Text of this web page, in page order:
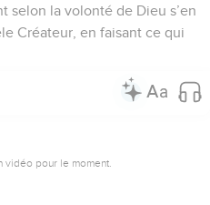
selon la volonté de Dieu s’en
Créateur, en faisant ce qui
pour le moment.